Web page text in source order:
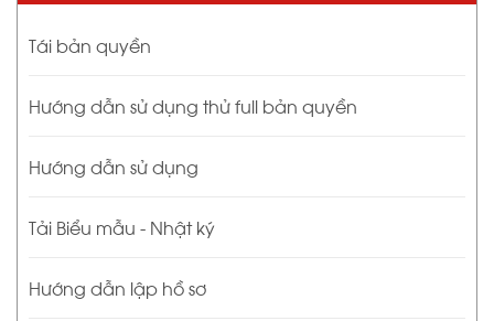
Tái bản quyền
Hướng dẫn sử dụng thử full bản quyền
Hướng dẫn sử dụng
Tải Biểu mẫu - Nhật ký
Hướng dẫn lập hồ sơ